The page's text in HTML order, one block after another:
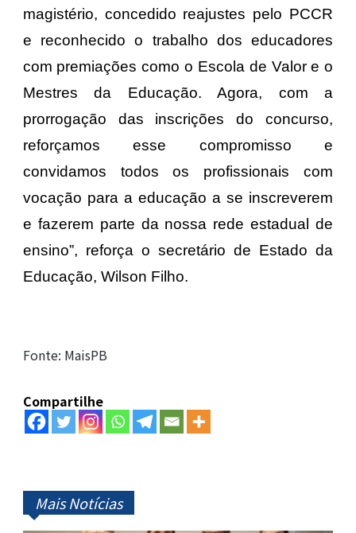
magistério, concedido reajustes pelo PCCR
e reconhecido o trabalho dos educadores
com premiações como o Escola de Valor e o
Mestres da Educação. Agora, com a
prorrogação das inscrições do concurso,
reforçamos esse compromisso e
convidamos todos os profissionais com
vocação para a educação a se inscreverem
e fazerem parte da nossa rede estadual de
ensino”, reforça o secretário de Estado da
Educação, Wilson Filho.
Fonte: MaisPB
Compartilhe
Mais Notícias